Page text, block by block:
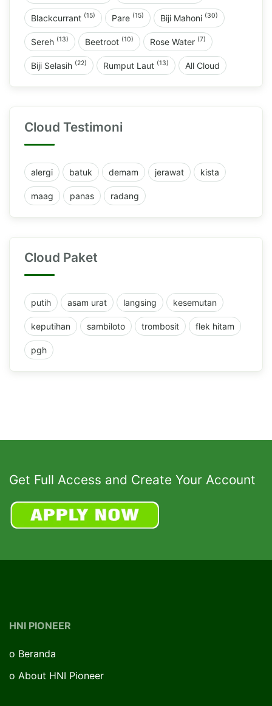
Blackcurrant (15) Pare (15) Biji Mahoni (30)
Sereh (13) Beetroot (10) Rose Water (7)
Biji Selasih (22) Rumput Laut (13) All Cloud
Cloud Testimoni
alergi batuk demam jerawat kista
maag panas radang
Cloud Paket
putih asam urat langsing kesemutan
keputihan sambiloto trombosit flek hitam
pgh
Get Full Access and Create Your Account
HNI PIONEER
o Beranda
o About HNI Pioneer